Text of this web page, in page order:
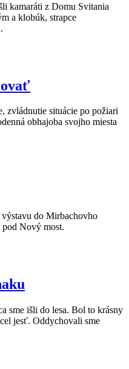
kamaráti z Domu Svitania
a klobúk, strapce
zvládnutie situácie po požiari
obhajoba svojho miesta
do Mirbachovho
pod Nový most.
sme išli do lesa. Bol to krásny
jesť. Oddychovali sme